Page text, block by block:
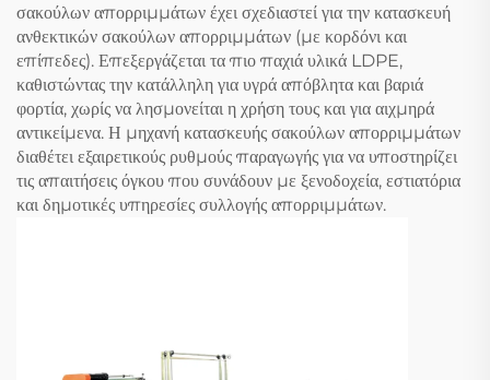
σακούλων απορριμμάτων έχει σχεδιαστεί για την κατασκευή
ανθεκτικών σακούλων απορριμμάτων (με κορδόνι και
επίπεδες). Επεξεργάζεται τα πιο παχιά υλικά LDPE,
καθιστώντας την κατάλληλη για υγρά απόβλητα και βαριά
φορτία, χωρίς να λησμονείται η χρήση τους και για αιχμηρά
αντικείμενα. Η μηχανή κατασκευής σακούλων απορριμμάτων
διαθέτει εξαιρετικούς ρυθμούς παραγωγής για να υποστηρίζει
τις απαιτήσεις όγκου που συνάδουν με ξενοδοχεία, εστιατόρια
και δημοτικές υπηρεσίες συλλογής απορριμμάτων.